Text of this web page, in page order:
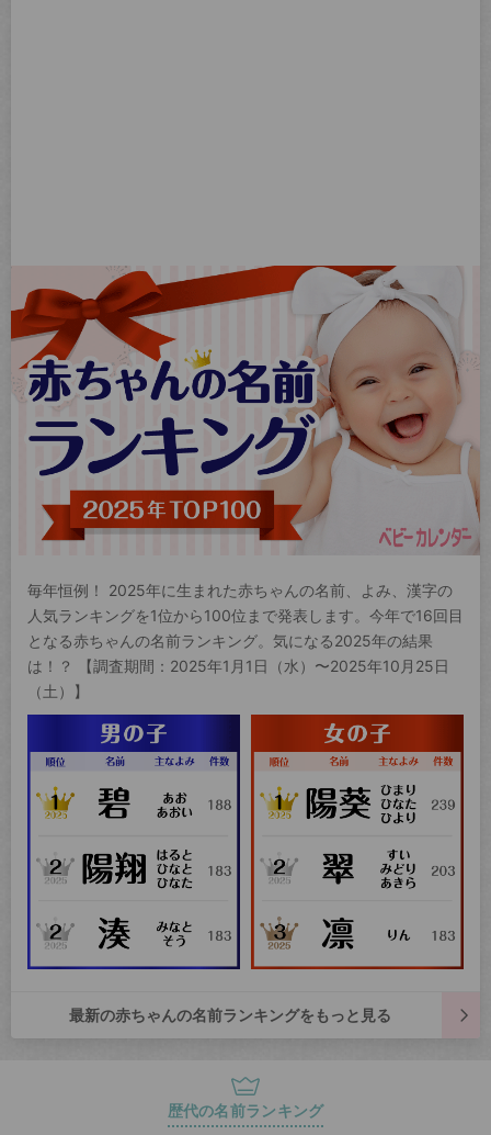
毎年恒例！ 2025年に生まれた赤ちゃんの名前、よみ、漢字の
人気ランキングを1位から100位まで発表します。今年で16回目
となる赤ちゃんの名前ランキング。気になる2025年の結果
は！？ 【調査期間：2025年1月1日（水）〜2025年10月25日
（土）】
最新の赤ちゃんの名前ランキングをもっと見る
歴代の名前ランキング